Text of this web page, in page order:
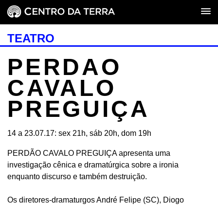
TEATRO
PERDAO
CAVALO
PREGUI­ÇA
14 a 23.07.17: sex 21h, sáb 20h, dom 19h
PERDÃO CAVALO PREGUIÇA apresenta uma
investigação cênica e dramatúrgica sobre a ironia
enquanto discurso e também destruição.
Os diretores-dramaturgos André Felipe (SC), Diogo